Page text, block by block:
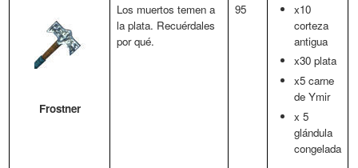
Frostner
Los muertos temen a
la plata. Recuérdales
por qué.
95
x10
corteza
antigua
x30 plata
x5 carne
de Ymir
x 5
glándula
congelada